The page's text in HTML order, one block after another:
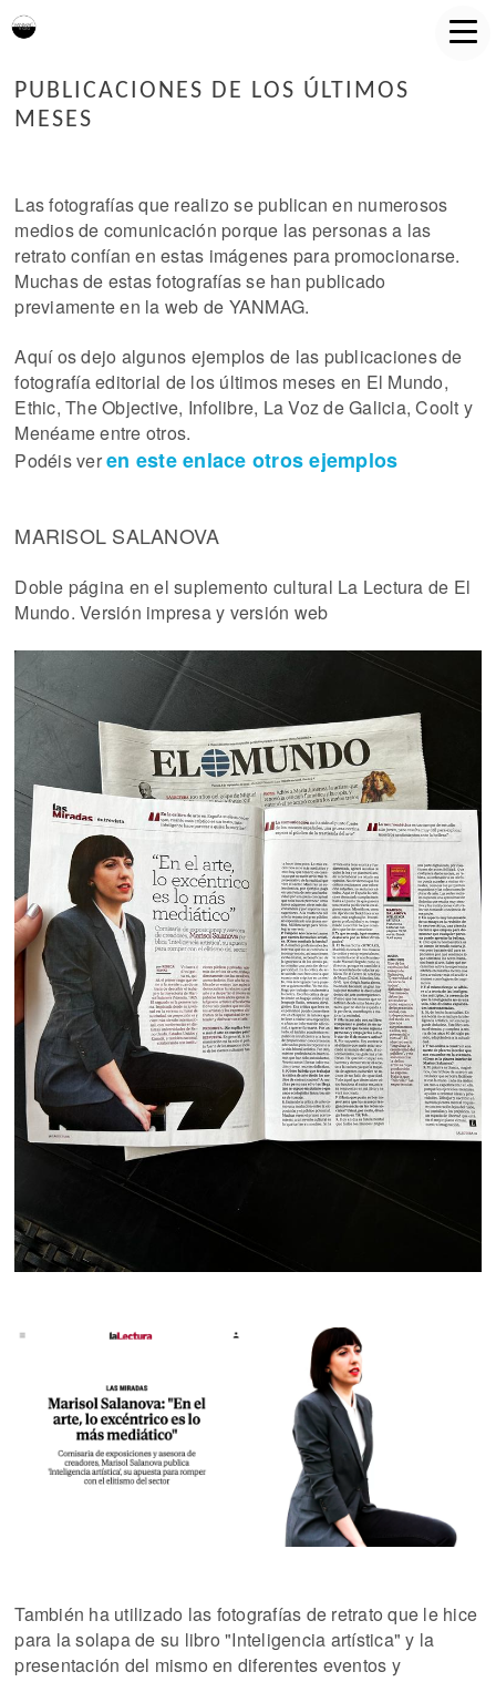
PUBLICACIONES DE LOS ÚLTIMOS
MESES
Las fotografías que realizo se publican en numerosos
medios de comunicación porque las personas a las
retrato confían en estas imágenes para promocionarse.
Muchas de estas fotografías se han publicado
previamente en la web de YANMAG.
Aquí os dejo algunos ejemplos de las publicaciones de
fotografía editorial de los últimos meses en El Mundo,
Ethic, The Objective, Infolibre, La Voz de Galicia, Coolt y
Menéame entre otros.
Podéis veren este enlace otros ejemplos
MARISOL SALANOVA
Doble página en el suplemento cultural La Lectura de El
Mundo. Versión impresa y versión web
También ha utilizado las fotografías de retrato que le hice
para la solapa de su libro "Inteligencia artística" y la
presentación del mismo en diferentes eventos y